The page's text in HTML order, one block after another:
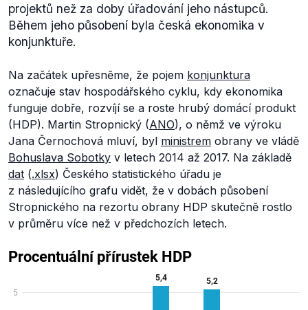
projektů než za doby úřadování jeho nástupců.
Během jeho působení byla česká ekonomika v
konjunktuře.
Na začátek upřesněme, že pojem konjunktura
označuje stav hospodářského cyklu, kdy ekonomika
funguje dobře, rozvíjí se a roste hrubý domácí produkt
(HDP). Martin Stropnický (ANO), o němž ve výroku
Jana Černochová mluví, byl ministrem obrany ve vládě
Bohuslava Sobotky v letech 2014 až 2017. Na základě
dat (.xlsx) Českého statistického úřadu je
z následujícího grafu vidět, že v dobách působení
Stropnického na rezortu obrany HDP skutečně rostlo
v průměru více než v předchozích letech.